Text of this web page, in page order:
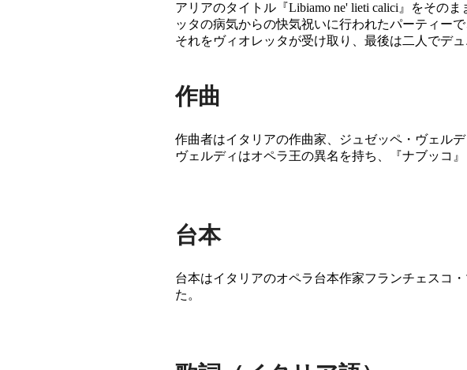
アリアのタイトル『Libiamo ne' lieti calici』をその
ッタの病気からの快気祝いに行われたパーティー
それをヴィオレッタが受け取り、最後は二人でデュ
作曲
作曲者はイタリアの作曲家、ジュゼッペ・ヴェルデ
ヴェルディはオペラ王の異名を持ち、『ナブッコ
台本
台本はイタリアのオペラ台本作家フランチェスコ・
た。